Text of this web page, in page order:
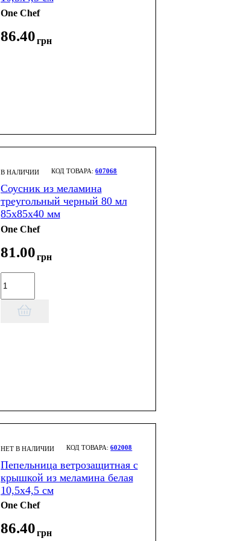
One Chef
86.40грн
В НАЛИЧИИ 607068
Соусник из меламина
треугольный черный 80 мл
85х85х40 мм
One Chef
81.00грн
НЕТ В НАЛИЧИИ 602008
Пепельница ветрозащитная с
крышкой из меламина белая
10,5х4,5 см
One Chef
86.40грн